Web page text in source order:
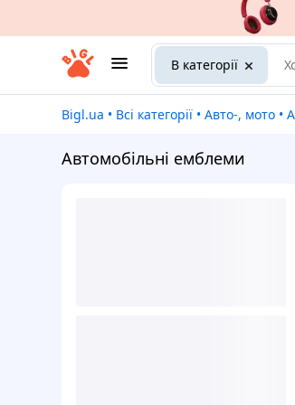
В категорії
Bigl.ua • Всі категорії • Авто-, мото •
Автомобільні емблеми